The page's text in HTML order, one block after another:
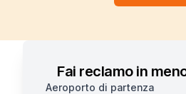
Fai reclamo in
Aeroporto di partenza